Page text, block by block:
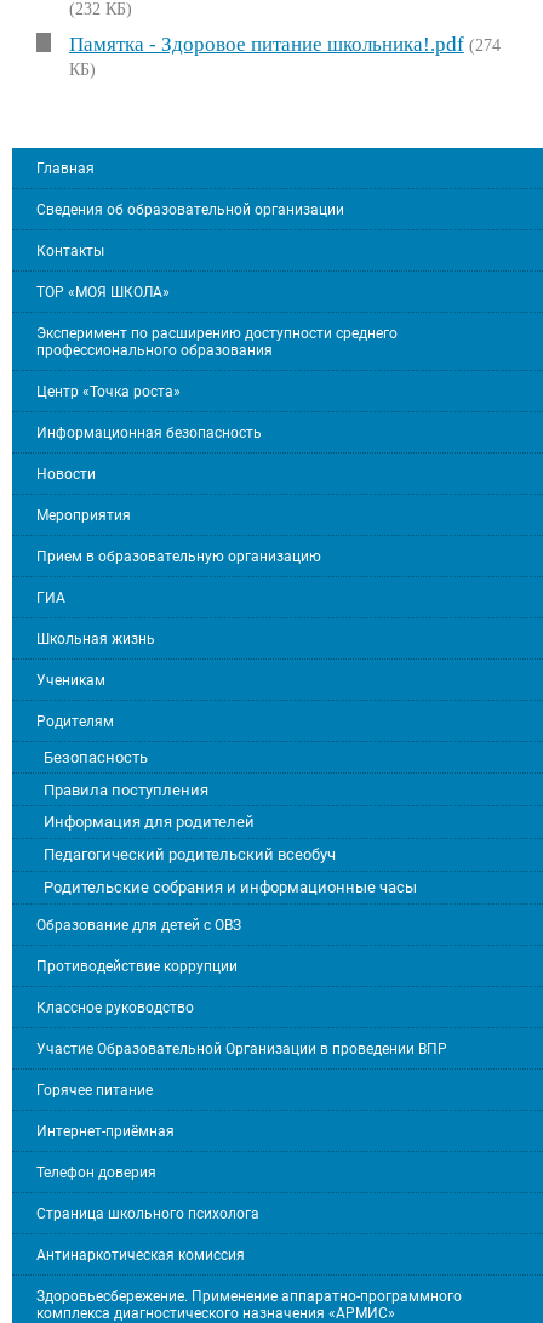
(232 КБ)
Памятка - Здоровое питание школьника!.pdf (274
КБ)
Главная
Сведения об образовательной организации
Контакты
ТОР «МОЯ ШКОЛА»
Эксперимент по расширению доступности среднего
профессионального образования
Центр «Точка роста»
Информационная безопасность
Новости
Мероприятия
Прием в образовательную организацию
ГИА
Школьная жизнь
Ученикам
Родителям
Безопасность
Правила поступления
Информация для родителей
Педагогический родительский всеобуч
Родительские собрания и информационные часы
Образование для детей с ОВЗ
Противодействие коррупции
Классное руководство
Участие Образовательной Организации в проведении ВПР
Горячее питание
Интернет-приёмная
Телефон доверия
Страница школьного психолога
Антинаркотическая комиссия
Здоровьесбережение. Применение аппаратно-программного
комплекса диагностического назначения «АРМИС»